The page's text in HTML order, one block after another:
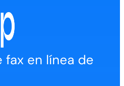
fax en línea de